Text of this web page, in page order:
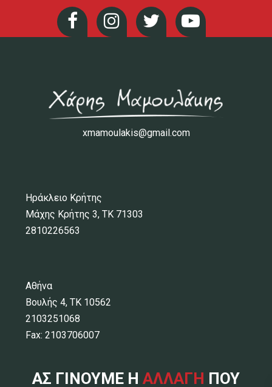
xmamoulakis@gmail.com
Ηράκλειο Κρήτης
Μάχης Κρήτης 3, ΤΚ 71303
2810226563
Αθήνα
Βουλής 4, ΤΚ 10562
2103251068
Fax: 2103706007
ΑΣ ΓΙΝΟΥΜΕ Η ΑΛΛΑΓΗ ΠΟΥ